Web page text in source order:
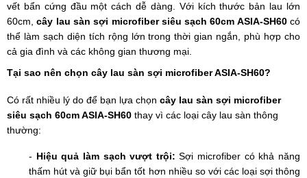
vết bẩn cứng đầu một cách dễ dàng. Với kích thước bản lau lớn
60cm,cây lau sàn sợi microfiber siêu sạch 60cm ASIA-SH60có
thể làm sạch diện tích rộng lớn trong thời gian ngắn, phù hợp cho
cả gia đình và các không gian thương mại.
Tại sao nên chọn cây lau sàn sợi microfiber ASIA-SH60?
Có rất nhiều lý do để bạn lựa chọn cây lau sàn sợi microfiber
siêu sạch 60cm ASIA-SH60 thay vì các loại cây lau sàn thông
thường:
- Hiệu quả làm sạch vượt trội: Sợi microfiber có khả năng
thấm hút và giữ bụi bẩn tốt hơn nhiều so với các loại sợi thông